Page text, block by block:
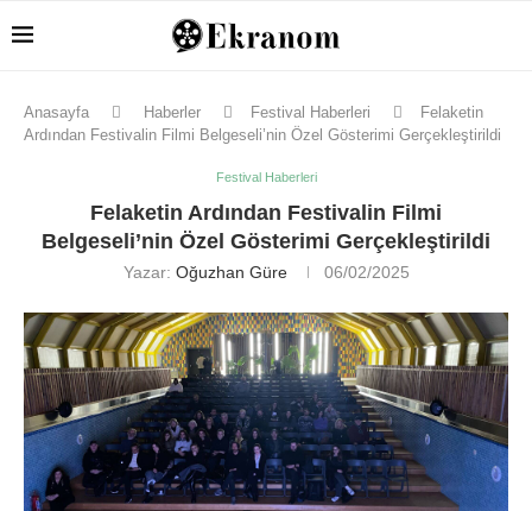
Anasayfa Haberler Festival Haberleri
Felaketin
Ardından Festivalin Filmi Belgeseli’nin Özel Gösterimi Gerçekleştirildi
Festival Haberleri
Felaketin Ardından Festivalin Filmi
Belgeseli’nin Özel Gösterimi Gerçekleştirildi
Yazar: Oğuzhan Güre 06/02/2025